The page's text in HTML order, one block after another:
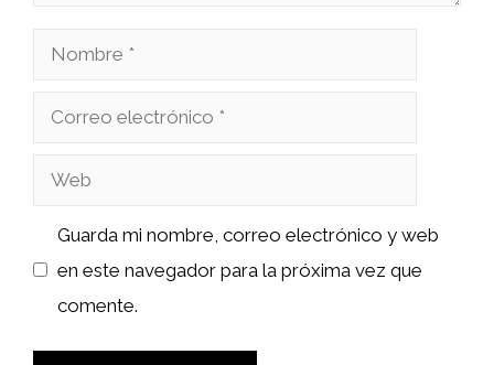
Nombre
Correo
Web
Guarda mi nombre, correo electrónico y web
en este navegador para la próxima vez que
comente.